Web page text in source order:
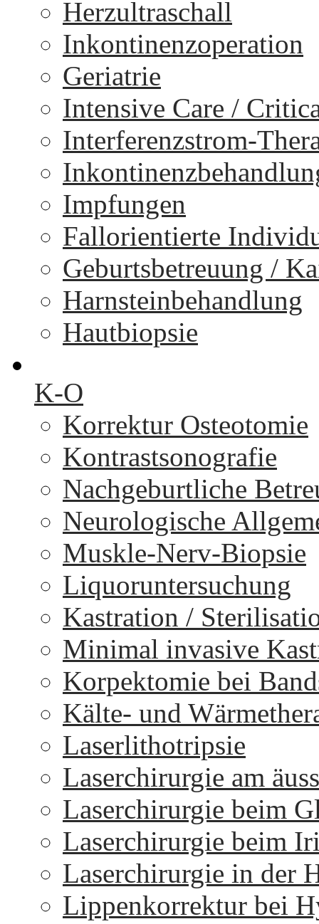
Herzultraschall
Inkontinenzoperation
Geriatrie
Intensive Care /
Interferenzstrom-
Impfungen
Fallorientierte
Geburtsbetreuung /
Harnsteinbehandlung
Hautbiopsie
K-O
Korrektur Osteotomie
Kontrastsonografie
Nachgeburtliche
Neurologische
Muskle-Nerv-Biopsie
Liquoruntersuchung
Kastration /
Minimal invasive
Korpektomie bei
Kälte- und
Laserlithotripsie
Laserchirurgie am
Laserchirurgie beim
Laserchirurgie beim
Laserchirurgie in der
Lippenkorrektur bei